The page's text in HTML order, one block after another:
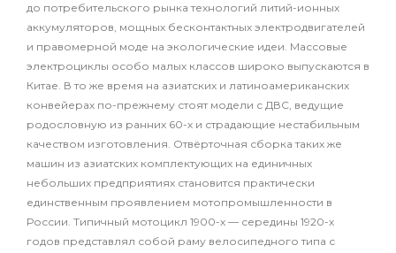
до потребительского рынка технологий литий-ионных
аккумуляторов, мощных бесконтактных электродвигателей
и правомерной моде на экологические идеи. Массовые
электроциклы особо малых классов широко выпускаются в
Китае. В то же время на азиатских и латиноамериканских
конвейерах по-прежнему стоят модели с ДВС, ведущие
родословную из ранних 60-х и страдающие нестабильным
качеством изготовления. Отвёрточная сборка таких же
машин из азиатских комплектующих на единичных
небольших предприятиях становится практически
единственным проявлением мотопромышленности в
России. Типичный мотоцикл 1900-х — середины 1920-х
годов представлял собой раму велосипедного типа с